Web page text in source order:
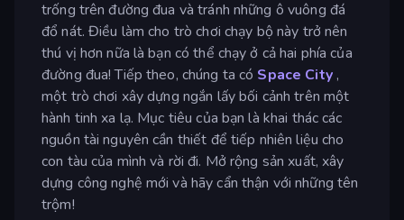
trống trên đường đua và tránh những ô vuông đá
đổ nát. Điều làm cho trò chơi chạy bộ này trở nên
thú vị hơn nữa là bạn có thể chạy ở cả hai phía của
đường đua! Tiếp theo, chúng ta có Space City,
một trò chơi xây dựng ngắn lấy bối cảnh trên một
hành tinh xa lạ. Mục tiêu của bạn là khai thác các
nguồn tài nguyên cần thiết để tiếp nhiên liệu cho
con tàu của mình và rời đi. Mở rộng sản xuất, xây
dựng công nghệ mới và hãy cẩn thận với những tên
trộm!